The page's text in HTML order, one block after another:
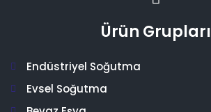
Ürün Grupları
Endüstriyel Soğutma
Evsel Soğutma